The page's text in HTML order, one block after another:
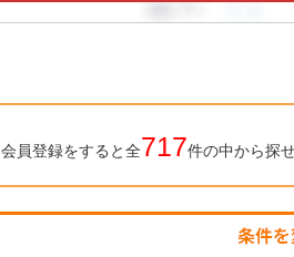
会員登録をすると全717件の中から探せ